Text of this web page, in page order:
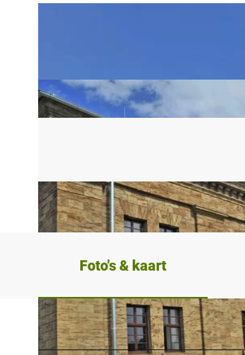
Foto's & kaart